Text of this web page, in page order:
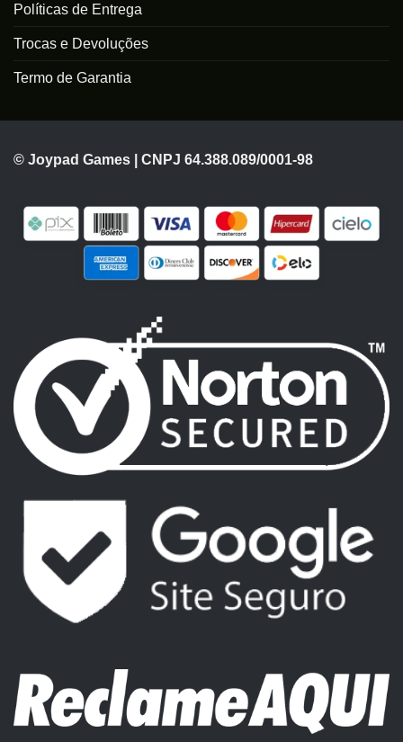
Políticas de Entrega
Trocas e Devoluções
Termo de Garantia
© Joypad Games | CNPJ 64.388.089/0001-98